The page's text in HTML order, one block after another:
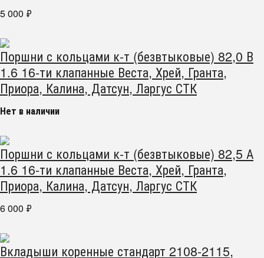
5 000 ₽
Поршни с кольцами к-т (безвтыковые) 82,0 В
1.6 16-ти клапанные Веста, Хрей, Гранта,
Приора, Калина, Датсун, Ларгус СТК
Нет в наличии
Поршни с кольцами к-т (безвтыковые) 82,5 А
1.6 16-ти клапанные Веста, Хрей, Гранта,
Приора, Калина, Датсун, Ларгус СТК
6 000 ₽
Вкладыши коренные стандарт 2108-2115,